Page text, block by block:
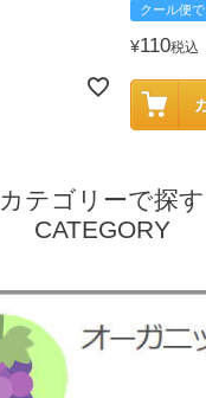
クール便
¥110税込
カテゴリーで探す
CATEGORY